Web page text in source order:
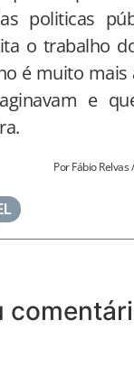
politicas
o trabalho
é muito mais
e
Por Fábio